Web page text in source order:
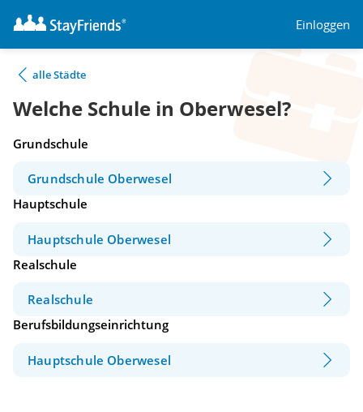
Einloggen
alle Städte
Welche Schule in Oberwesel?
Grundschule
Grundschule Oberwesel
Hauptschule
Hauptschule Oberwesel
Realschule
Realschule
Berufsbildungseinrichtung
Hauptschule Oberwesel